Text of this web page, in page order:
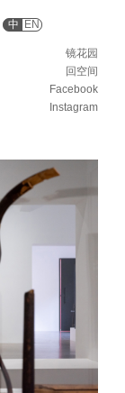
中 EN
镜花园
回空间
Facebook
Instagram